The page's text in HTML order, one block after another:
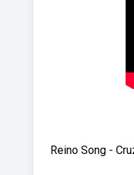
Reino Song -